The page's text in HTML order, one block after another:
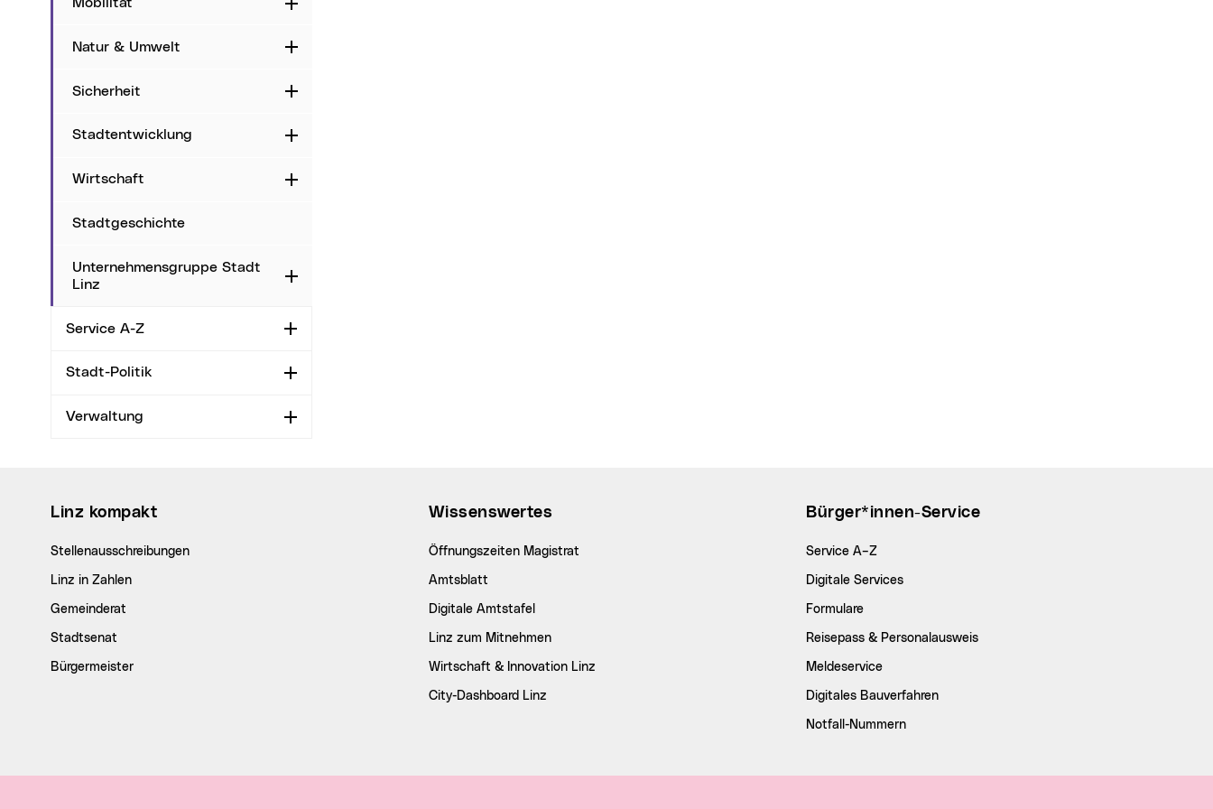
Aufklappen
Natur & Umwelt Aufklappen
Sicherheit Aufklappen
Stadtentwicklung Aufklappen
Wirtschaft Aufklappen
Stadtgeschichte
Unternehmensgruppe Stadt
Linz
Aufklappen
Service A-Z Aufklappen
Stadt-Politik Aufklappen
Verwaltung Aufklappen
Linz kompakt
Stellenausschreibungen
Linz in Zahlen
Gemeinderat
Stadtsenat
Bürgermeister
Wissenswertes
Öffnungszeiten Magistrat
Amtsblatt
Digitale Amtstafel
Linz zum Mitnehmen
Wirtschaft & Innovation Linz
City-Dashboard Linz
Bürger*innen-Service
Service A–Z
Digitale Services
Formulare
Reisepass & Personalausweis
Meldeservice
Digitales Bauverfahren
Notfall-Nummern